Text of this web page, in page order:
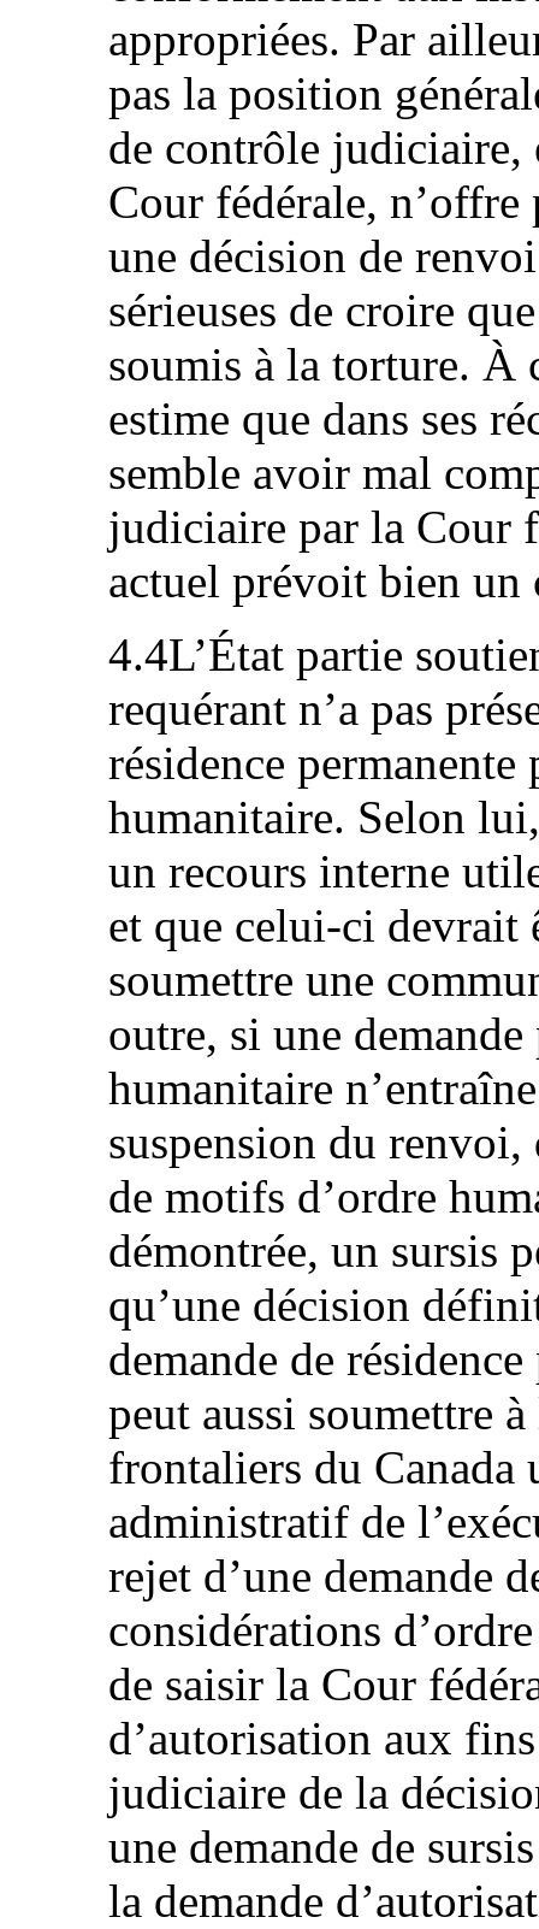
appropriées. Par
pas la position
de contrôle
Cour fédérale, n’offre
une décision de
sérieuses de croire
soumis à la torture. À
estime que dans ses
semble avoir mal
judiciaire par la Cour
actuel prévoit bien
4.4L’État partie
requérant n’a pas
résidence
humanitaire. Selon
un recours interne
et que celui-ci devrait
soumettre une
outre, si une
humanitaire
suspension du renvoi,
de motifs d’ordre
démontrée, un sursis
qu’une décision
demande de
peut aussi soumettre
frontaliers du Canada
administratif de
rejet d’une demande
considérations
de saisir la Cour
d’autorisation aux
judiciaire de la
une demande de
la demande